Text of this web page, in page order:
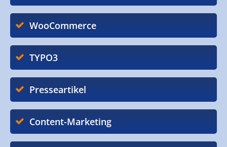
WooCommerce
TYPO3
Presseartikel
Content-Marketing